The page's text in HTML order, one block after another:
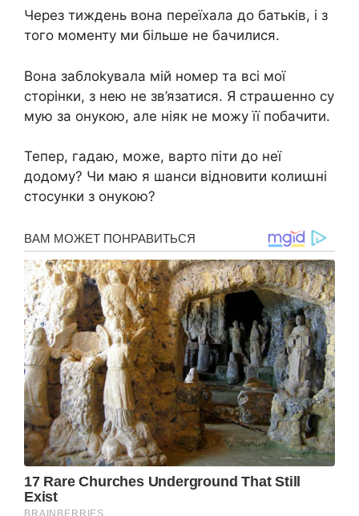
Через тиждень вона переїхала до батьків, і з
того моменту ми більше не бачилися.
Вона заблоkувала мій номер та всі мої
сторінки, з нею не зв’язатися. Я страաенно су
мую за онукою, але ніяк не можу її побачити.
Тепер, гадаю, може, варто піти до неї
додому? Чи маю я шанси відновити колиաні
стосунки з онукою?